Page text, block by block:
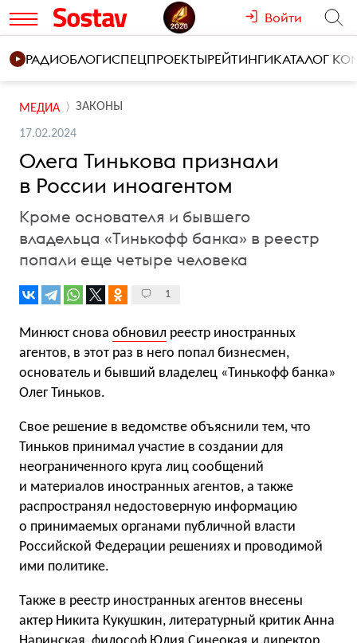
Войти
РАДИОБЛОГИСПЕЦПРОЕКТЫРЕЙТИНГИКАТАЛОГ
МЕДИА ЗАКОНЫ
17.02.2024
Олега Тинькова признали
в России иноагентом
Кроме основателя и бывшего
владельца «Тинькофф банка» в реестр
попали еще четыре человека
1
Минюст снова обновил реестр иностранных
агентов, в этот раз в него попал бизнесмен,
основатель и бывший владелец «Тинькофф банка»
Олег Тиньков.
Свое решение в ведомстве объяснили тем, что
Тиньков принимал участие в создании для
неограниченного круга лиц сообщений
и материалов иностранных агентов, а также
распространял недостоверную информацию
о принимаемых органами публичной власти
Российской Федерации решениях и проводимой
ими политике.
Также в реестр иностранных агентов внесены
актер Никита Кукушкин, литературный критик Анна